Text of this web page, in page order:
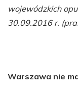
wojewódzkich
30.09.2016 r.
Warszawa nie